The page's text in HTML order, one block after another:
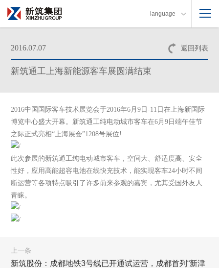
language
返回列表
2016.07.07
新筑通工上海新能源客车展圆满结束
2016中国国际客车技术展览会于2016年6月9日-11日在上海新国际
博览中心盛大开幕。新筑通工纯电动城市客车在6月9日端午佳节
之际正式亮相“上海展会”1208号展位!
此次参展的新筑通工纯电动城市客车，空间大、舒适度高、安全
性好，应用高能超容电池在线快充技术，能实现客车24小时不间
断运营等各项特点吸引了许多前来参观的嘉宾，尤其受国外友人
青睐。
上一条
新筑股份：成都地铁3号线已开通试运营，成都首列“新津